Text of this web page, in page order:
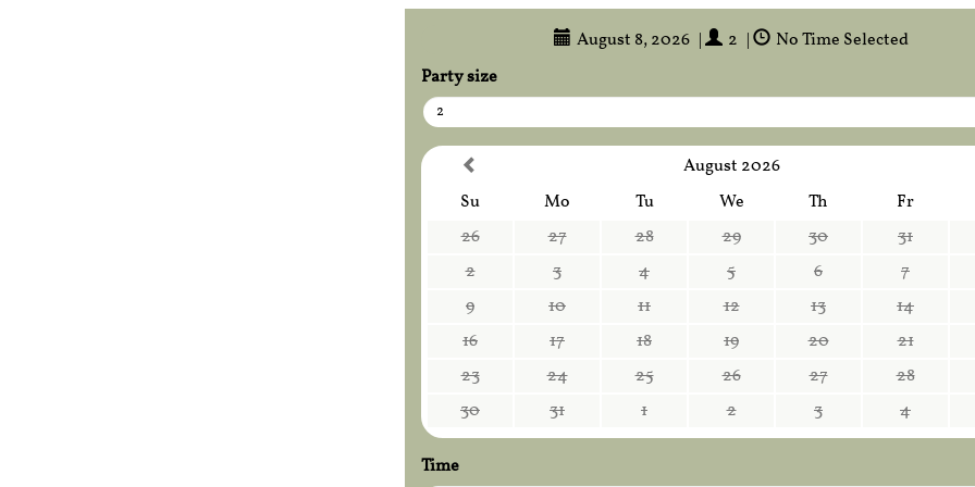
August 8, 2026 | 2 |
No Time Selected
Party size
2
August 2026
Su
Mo Tu We Th
Fr
26
27 28 29 30
31
2
3 4 5 6
7
9
10 11 12 13
14
16
17 18 19 20
21
23
24 25 26 27
28
30
31 1 2 3 4
Time